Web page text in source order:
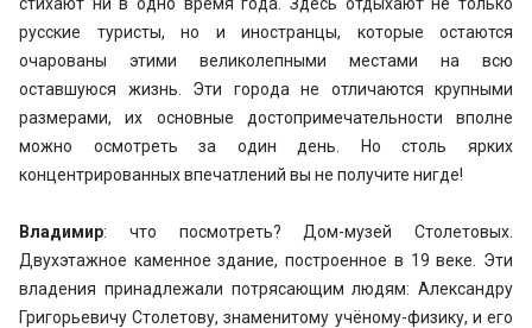
русские туристы, но и иностранцы, которые остаются
очарованы этими великолепными местами на всю
оставшуюся жизнь. Эти города не отличаются крупными
размерами, их основные достопримечательности вполне
можно осмотреть за один день. Но столь ярких
концентрированных впечатлений вы не получите нигде!
Владимир: что посмотреть? Дом-музей Столетовых.
Двухэтажное каменное здание, построенное в 19 веке. Эти
владения принадлежали потрясающим людям: Александру
Григорьевичу Столетову, знаменитому учёному-физику, и его